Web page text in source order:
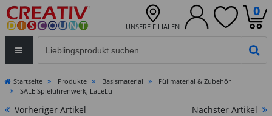
UNSERE FILIALEN
0
Startseite Produkte Basismaterial
Füllmaterial & Zubehör
SALE Spieluhrenwerk, LaLeLu
Vorheriger Artikel Nächster Artikel